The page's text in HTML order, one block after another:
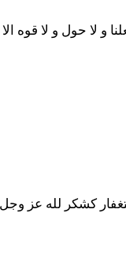
و لا حول و لا قوه
كشكر لله عز